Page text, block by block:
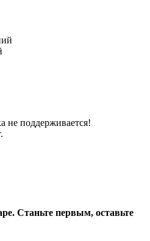
не поддерживается!
Станьте первым, оставьте